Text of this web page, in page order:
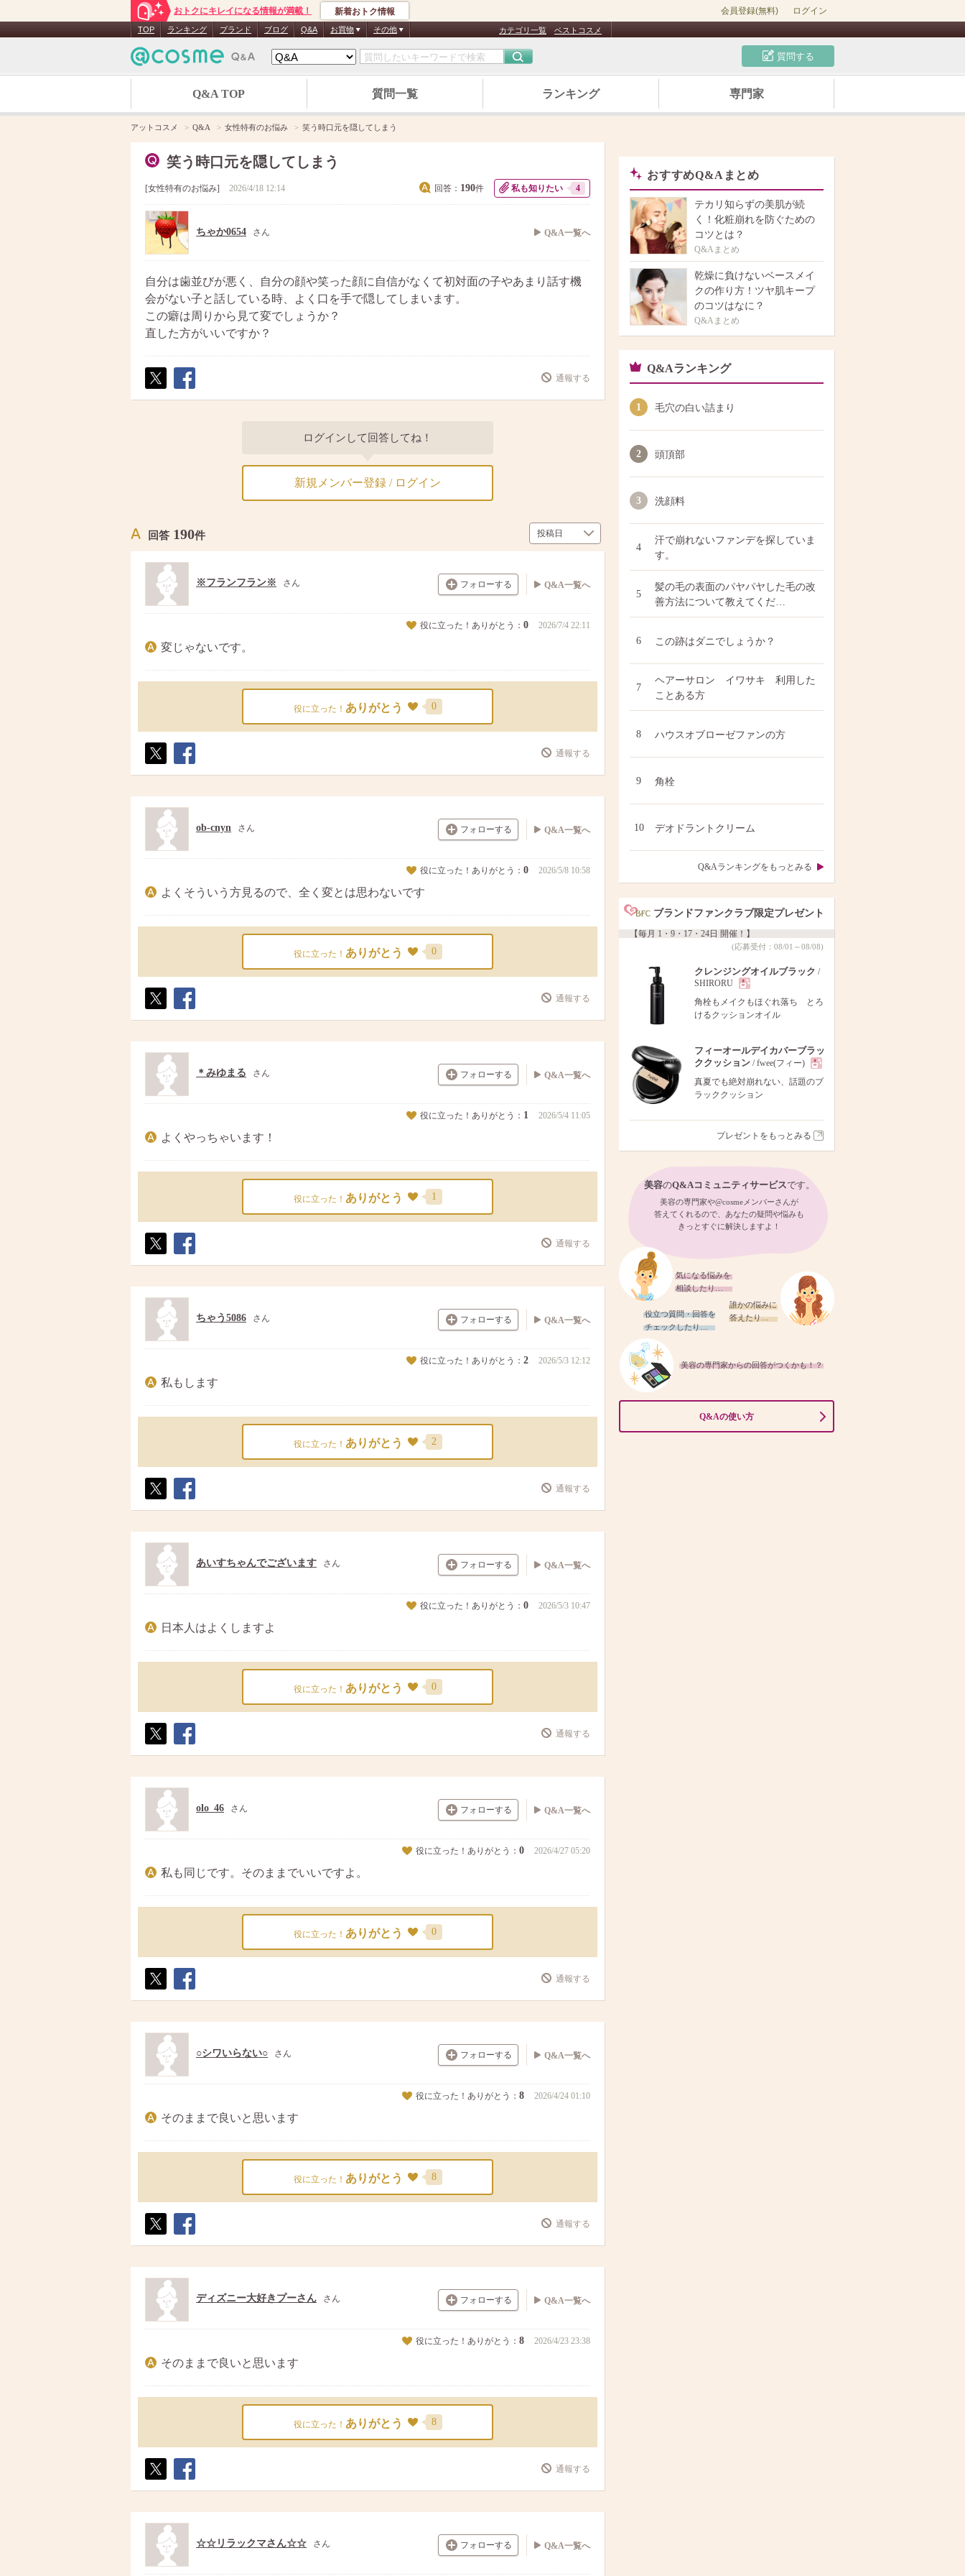
おトクにキレイになる情報が満載！ 新着おトク情報 会員登録(無料) ログイン
TOP ランキング ブランド ブログ Q&A お買物 その他 カテゴリ一覧 ベストコスメ
質問する
Q&A TOP 質問一覧 ランキング 専門家
アットコスメ Q&A 女性特有のお悩み 笑う時口元を隠してしまう
笑う時口元を隠してしまう
女性特有のお悩み 2026/4/18 12:14 回答： 190件 私も知りたい 4
ちゃか0654 さん Q&A一覧へ
自分は歯並びが悪く、自分の顔や笑った顔に自信がなくて初対面の子やあまり話す機
会がない子と話している時、よく口を手で隠してしまいます。
この癖は周りから見て変でしょうか？
直した方がいいですか？
ト
ア
通報する
ログインして回答してね！
新規メンバー登録 / ログイン
回答 190件
フォローする
※フランフラン※ さん Q&A一覧へ
役に立った！ありがとう： 0 2026/7/4 22:11
変じゃないです。
役に立った！ ありがとう 0
ト
ア
通報する
フォローする
ob-cnyn さん Q&A一覧へ
役に立った！ありがとう： 0 2026/5/8 10:58
よくそういう方見るので、全く変とは思わないです
役に立った！ ありがとう 0
ト
ア
通報する
フォローする
＊みゆまる さん Q&A一覧へ
役に立った！ありがとう： 1 2026/5/4 11:05
よくやっちゃいます！
役に立った！ ありがとう 1
ト
ア
通報する
フォローする
ちゃう5086 さん Q&A一覧へ
役に立った！ありがとう： 2 2026/5/3 12:12
私もします
役に立った！ ありがとう 2
ト
ア
通報する
フォローする
あいすちゃんでございます さん Q&A一覧へ
役に立った！ありがとう： 0 2026/5/3 10:47
日本人はよくしますよ
役に立った！ ありがとう 0
ト
ア
通報する
フォローする
olo_46 さん Q&A一覧へ
役に立った！ありがとう： 0 2026/4/27 05:20
私も同じです。そのままでいいですよ。
役に立った！ ありがとう 0
ト
ア
通報する
フォローする
○シワいらない○ さん Q&A一覧へ
役に立った！ありがとう： 8 2026/4/24 01:10
そのままで良いと思います
役に立った！ ありがとう 8
ト
ア
通報する
フォローする
ディズニー大好きプーさん さん Q&A一覧へ
役に立った！ありがとう： 8 2026/4/23 23:38
そのままで良いと思います
役に立った！ ありがとう 8
ト
ア
通報する
フォローする
☆☆リラックマさん☆☆ さん Q&A一覧へ
おすすめQ&Aまとめ
テカリ知らずの美肌が続
く！化粧崩れを防ぐための
コツとは？
Q&Aまとめ
乾燥に負けないベースメイ
クの作り方！ツヤ肌キープ
のコツはなに？
Q&Aまとめ
Q&Aランキング
1 毛穴の白い詰まり
2 頭頂部
3 洗顔料
4
汗で崩れないファンデを探していま
す。
5
髪の毛の表面のパヤパヤした毛の改
善方法について教えてくだ…
6 この跡はダニでしょうか？
7
ヘアーサロン イワサキ 利用した
ことある方
8 ハウスオブローゼファンの方
9 角栓
10 デオドラントクリーム
Q&Aランキングをもっとみる
ブランドファンクラブ限定プレゼント
【毎月 1・9・17・24日 開催！】
(応募受付：08/01～08/08)
クレンジングオイルブラック /
SHIRORU
現
品
角栓もメイクもほぐれ落ち とろ
けるクッションオイル
フィーオールデイカバーブラッ
ククッション / fwee(フィー)
現
真夏でも絶対崩れない、話題のブ
ラッククッション
プレゼントをもっとみる
美容のQ&Aコミュニティサービスです。
美容の専門家や@cosmeメンバーさんが
答えてくれるので、あなたの疑問や悩みも
きっとすぐに解決しますよ！
気になる悩みを
相談したり…
誰かの悩みに
答えたり…
役立つ質問・回答を
チェックしたり…
美容の専門家からの回答がつくかも！？
Q&Aの使い方